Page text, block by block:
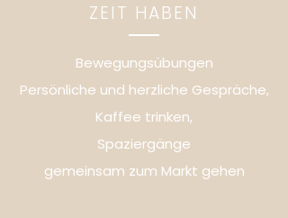
ZEIT HABEN
Bewegungsübungen
Persönliche und herzliche Gespräche,
Kaffee trinken,
Spaziergänge
gemeinsam zum Markt gehen